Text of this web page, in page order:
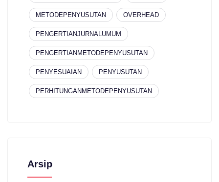
METODEPENYUSUTAN OVERHEAD
PENGERTIANJURNALUMUM
PENGERTIANMETODEPENYUSUTAN
PENYESUAIAN PENYUSUTAN
PERHITUNGANMETODEPENYUSUTAN
Arsip